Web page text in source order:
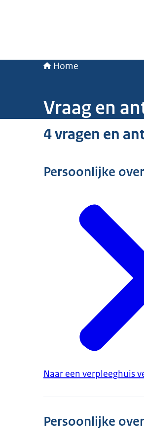
Home
Vraag en
4 vragen en
Persoonlijke
Naar een verpleeghuis
Persoonlijke